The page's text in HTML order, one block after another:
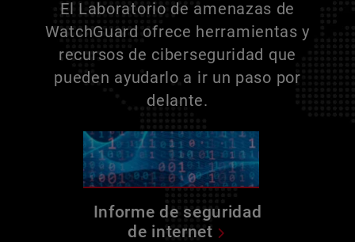
El Laboratorio de amenazas de
WatchGuard ofrece herramientas y
recursos de ciberseguridad que
pueden ayudarlo a ir un paso por
delante.
Informe de seguridad
de internet